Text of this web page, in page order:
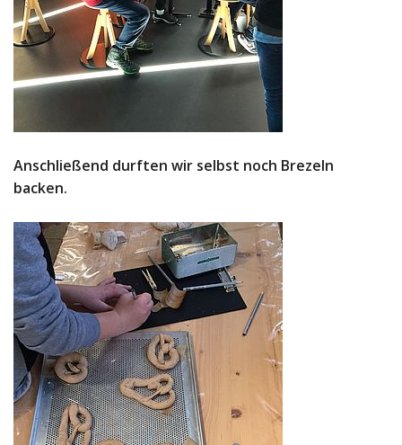
Anschließend durften wir selbst noch Brezeln
backen.